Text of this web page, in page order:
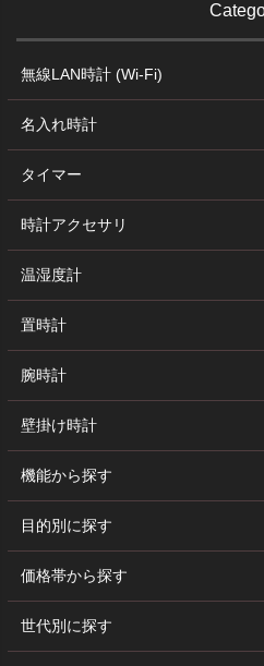
無線LAN時計 (Wi-Fi)
名入れ時計
タイマー
時計アクセサリ
温湿度計
置時計
腕時計
壁掛け時計
機能から探す
目的別に探す
価格帯から探す
世代別に探す